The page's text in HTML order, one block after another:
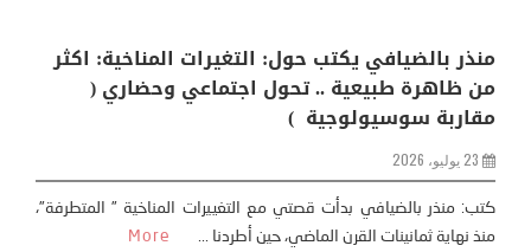
منذر بالضيافي يكتب حول: التغيرات المناخية: اكثر
من ظاهرة طبيعية .. تحول اجتماعي وحضاري (
مقاربة سوسيولوجية )
23 يوليو، 2026
كتب: منذر بالضيافي بدأت قصتي مع التغييرات المناخية ” المتطرفة”،
منذ نهاية ثمانينات القرن الماضي، حين أطردنا ...
More